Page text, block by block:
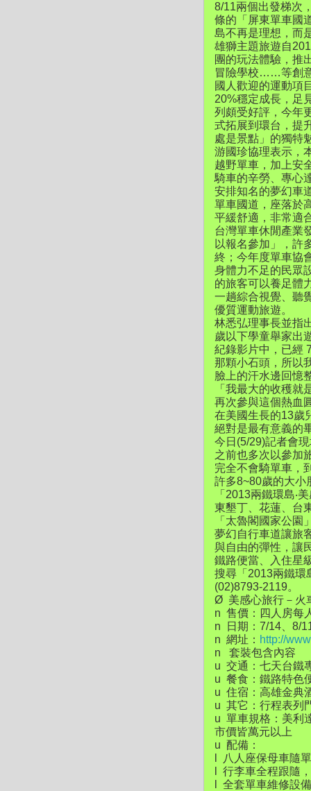
8/11兩個出發梯次
條的「屏東單車國
島不再是理想，而
雄獅主題旅遊自
團的玩法體驗，推
冒險學校……等創
國人歡迎的運動項
20%穩定成長，足
列頗受好評，今年
式拓展到環台，提
處是景點」的獨特
游國珍協理表示，
越野單車，加上安
騎車的辛勞、專心
安排知名的夢幻車
單車國道，座落於
平緩舒適，非常適
台灣單車休閒產業
以報名參加」，許
終；今年度單車協
身體力不足的民眾
的旅客可以養足體
一趟綜合視覺、聽
優質運動旅遊。
林悉弘理事長並指
歲以下學童舉家出
紀錄影片中，已經
那顆小石頭，所以
臉上的汗水邊回憶
「我最大的收穫
再次參與這個熱血
在美國生長的13歲
絕對是最有意義的
今日(5/29)記者會
之前也多次以參加
完全不會騎單車，
許多8~80歲的大小
「2013兩鐵環島‧
東墾丁、花蓮、台
「太魯閣國家公
夢幻自行車道讓旅
與自由的彈性，讓
鐵路便當、入住星
搜尋「2013兩鐵環
(02)8793-2119。
Ø 美感心旅行－火
n 售價：四人房每
n 日期：7/14、8/
n 網址： http://
n 套裝包含內容
u 交通：七天台鐵
u 餐食：鐵路特色
u 住宿：高雄金典
u 其它：行程表列
u 單車規格：美利
市價皆萬元以上
u 配備：
l 八人座保母車隨
l 行李車全程跟隨
l 全套單車維修設